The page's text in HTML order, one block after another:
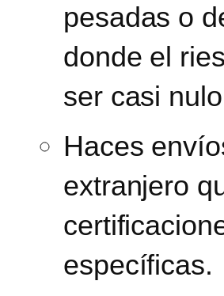
pesadas o
donde el
ser casi
Haces
extranjero
específicas.